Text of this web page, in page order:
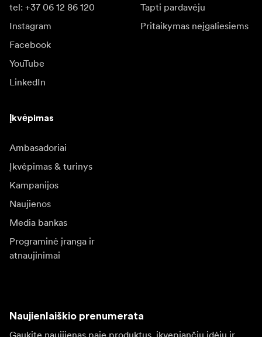
tel: +37 06 12 86 120
Instagram
Facebook
YouTube
LinkedIn
Tapti pardavėju
Pritaikymas neįgaliesiems
Įkvėpimas
Ambasadoriai
Įkvėpimas & turinys
Kampanijos
Naujienos
Media bankas
Programinė įranga ir
atnaujinimai
Naujienlaiškio prenumerata
Gaukite naujjienas paie produktus, įkvepiančių įdėjų ir